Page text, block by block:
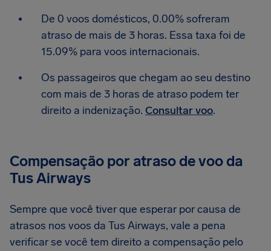
De 0 voos domésticos, 0.00% sofreram
atraso de mais de 3 horas. Essa taxa foi de
15.09% para voos internacionais.
Os passageiros que chegam ao seu destino
com mais de 3 horas de atraso podem ter
direito a indenização. Consultar voo.
Compensação por atraso de voo da
Tus Airways
Sempre que você tiver que esperar por causa de
atrasos nos voos da Tus Airways, vale a pena
verificar se você tem direito a compensação pelo